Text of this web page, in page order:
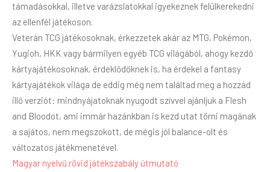
támadásokkal, illetve varázslatokkal igyekeznek felülkerekedni
az ellenfél játékoson.
Veterán TCG játékosoknak, érkezzetek akár az MTG, Pokémon,
Yugioh, HKK vagy bármilyen egyéb TCG világából, ahogy kezdő
kártyajátékosoknak, érdeklődőknek is, ha érdekel a fantasy
kártyajátékok világa de eddig még nem találtad meg a hozzád
illő verziót: mindnyájatoknak nyugodt szívvel ajánljuk a Flesh
and Bloodot, ami immár hazánkban is kezd utat törni magának
a sajátos, nem megszokott, de mégis jól balance-olt és
változatos játékmenetével.
Magyar nyelvű rövid játékszabály útmutató